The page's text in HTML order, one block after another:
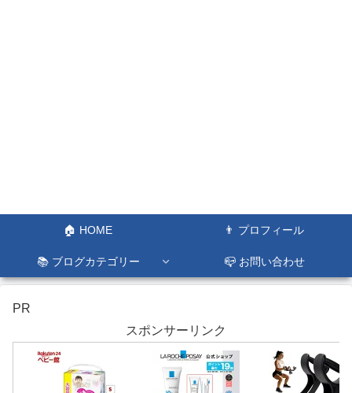
🏠 HOME 👨 プロフィール
📚 ブログカテゴリー 📪 お問い合わせ
PR
スポンサーリンク